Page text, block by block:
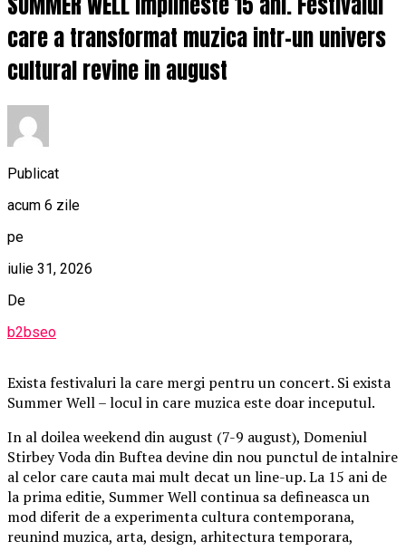
care a transformat muzica intr-un univers
cultural revine in august
Publicat
acum 6 zile
pe
iulie 31, 2026
De
b2bseo
Exista festivaluri la care mergi pentru un concert. Si exista
Summer Well – locul in care muzica este doar inceputul.
In al doilea weekend din august (7-9 august), Domeniul
Stirbey Voda din Buftea devine din nou punctul de intalnire
al celor care cauta mai mult decat un line-up. La 15 ani de
la prima editie, Summer Well continua sa defineasca un
mod diferit de a experimenta cultura contemporana,
reunind muzica, arta, design, arhitectura temporara,